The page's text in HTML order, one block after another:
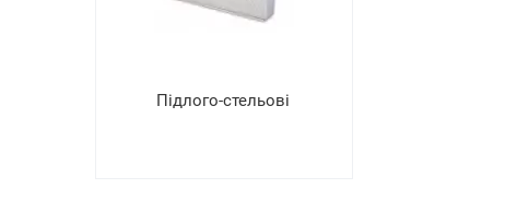
Підлого-стельові